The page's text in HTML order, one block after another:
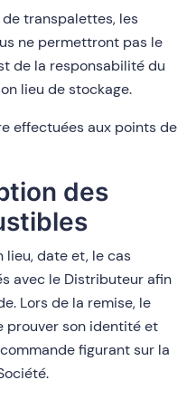
de transpalettes, les
ne permettront pas le
de la responsabilité du
lieu de stockage.
effectuées aux points de
des
lieu, date et, le cas
avec le Distributeur afin
Lors de la remise, le
prouver son identité et
figurant sur la